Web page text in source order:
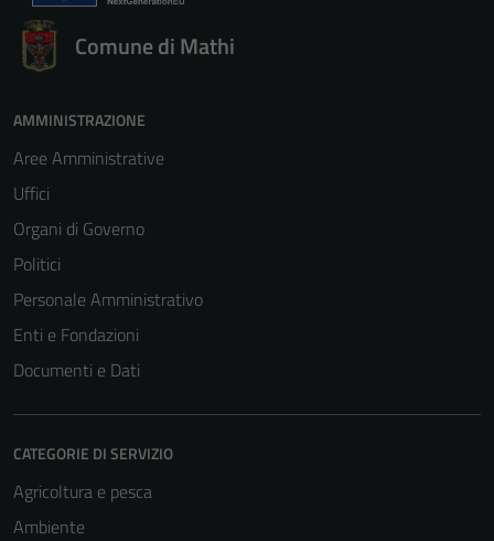
Comune di Mathi
AMMINISTRAZIONE
Aree Amministrative
Uffici
Organi di Governo
Politici
Personale Amministrativo
Enti e Fondazioni
Documenti e Dati
CATEGORIE DI SERVIZIO
Agricoltura e pesca
Ambiente